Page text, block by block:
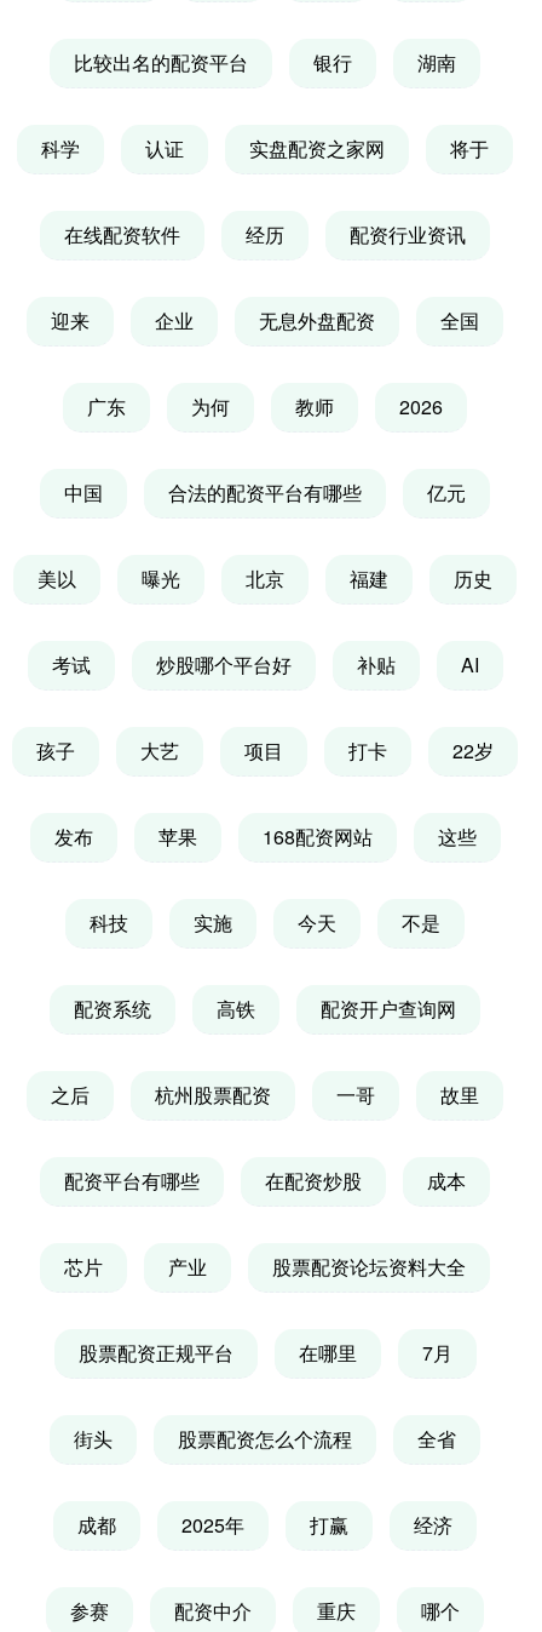
比较出名的配资平台 银行 湖南
科学 认证 实盘配资之家网 将于
在线配资软件 经历 配资行业资讯
迎来 企业 无息外盘配资 全国
广东 为何 教师 2026
中国 合法的配资平台有哪些 亿元
美以 曝光 北京 福建 历史
考试 炒股哪个平台好 补贴 AI
孩子 大艺 项目 打卡 22岁
发布 苹果 168配资网站 这些
科技 实施 今天 不是
配资系统 高铁 配资开户查询网
之后 杭州股票配资 一哥 故里
配资平台有哪些 在配资炒股 成本
芯片 产业 股票配资论坛资料大全
股票配资正规平台 在哪里 7月
街头 股票配资怎么个流程 全省
成都 2025年 打赢 经济
参赛 配资中介 重庆 哪个